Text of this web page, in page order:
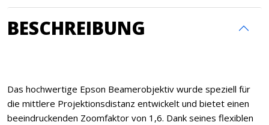
BESCHREIBUNG
Das hochwertige Epson Beamerobjektiv wurde speziell für
die mittlere Projektionsdistanz entwickelt und bietet einen
beeindruckenden Zoomfaktor von 1,6. Dank seines flexiblen